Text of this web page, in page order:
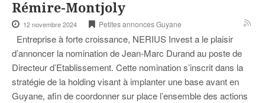
Rémire-Montjoly
12 novembre 2024 Petites annonces Guyane
Entreprise à forte croissance, NERIUS Invest a le plaisir
d’annoncer la nomination de Jean-Marc Durand au poste de
Directeur d’Etablissement. Cette nomination s’inscrit dans la
stratégie de la holding visant à implanter une base avant en
Guyane, afin de coordonner sur place l’ensemble des actions